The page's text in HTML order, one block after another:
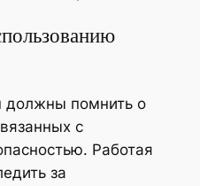
должны помнить о
с
Работая
за